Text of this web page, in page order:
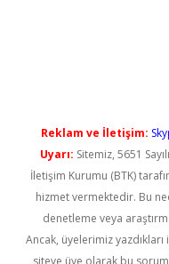
Reklam ve İletişim:
Uyarı: Sitemiz, 5651
İletişim Kurumu (BTK)
hizmet vermektedir. Bu
denetleme veya
Ancak, üyelerimiz
siteye üye olarak bu